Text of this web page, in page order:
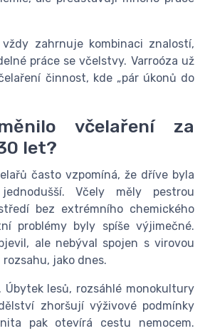
zahrnuje kombinaci znalostí,
práce se včelstvy. Varroóza už
činnost, kde „pár úkonů do
včelaření za
let?
často vzpomíná, že dříve byla
Včely měly pestrou
bez extrémního chemického
problémy byly spíše výjimečné.
ale nebýval spojen s virovou
jako dnes.
lesů, rozsáhlé monokultury
zhoršují výživové podmínky
pak otevírá cestu nemocem.